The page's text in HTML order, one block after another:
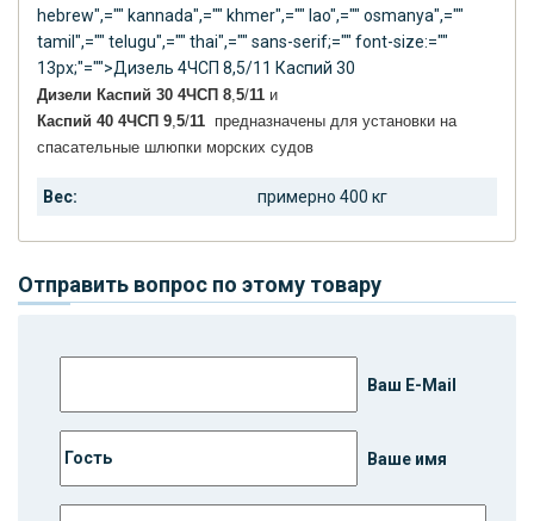
hebrew",="" kannada",="" khmer",="" lao",="" osmanya",=""
tamil",="" telugu",="" thai",="" sans-serif;="" font-size:=""
13px;"="">Дизель 4ЧСП 8,5/11 Каспий 30
Дизели Каспий 30 4ЧСП 8 5/11 и
Каспий 40 4ЧСП 9 5/11 предназначены для установки на
спасательные шлюпки морских судов
Вес: примерно 400 кг
Отправить вопрос по этому товару
Ваш E-Mail
Ваше имя